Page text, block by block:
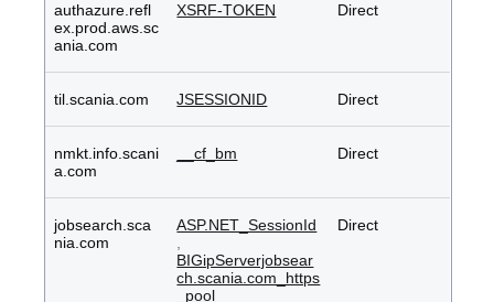
authazure.refl
ex.prod.aws.sc
ania.com
XSRF-TOKEN Direct
til.scania.com JSESSIONID Direct
nmkt.info.scani
a.com
__cf_bm Direct
jobsearch.sca
nia.com
ASP.NET_SessionId
BIGipServerjobsear
ch.scania.com_https
_pool
Direct